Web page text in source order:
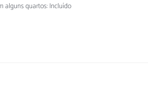
alguns quartos: Incluído